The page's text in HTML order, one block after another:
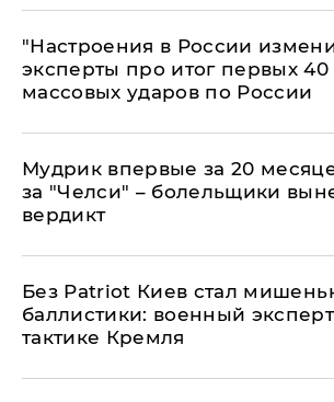
"Настроения в России
эксперты про итог первых
массовых ударов по России
Мудрик впервые за 20
за "Челси" – болельщики
вердикт
​Без Patriot Киев стал
баллистики: военный
тактике Кремля